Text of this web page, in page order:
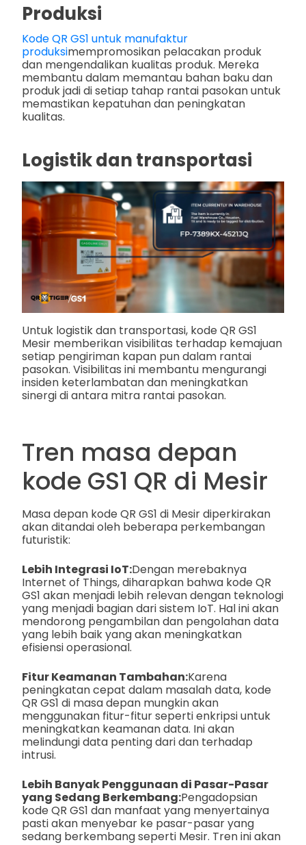
Produksi
Kode QR GS1 untuk manufaktur
produksimempromosikan pelacakan produk
dan mengendalikan kualitas produk. Mereka
membantu dalam memantau bahan baku dan
produk jadi di setiap tahap rantai pasokan untuk
memastikan kepatuhan dan peningkatan
kualitas.
Logistik dan transportasi
Untuk logistik dan transportasi, kode QR GS1
Mesir memberikan visibilitas terhadap kemajuan
setiap pengiriman kapan pun dalam rantai
pasokan. Visibilitas ini membantu mengurangi
insiden keterlambatan dan meningkatkan
sinergi di antara mitra rantai pasokan.
Tren masa depan
kode GS1 QR di Mesir
Masa depan kode QR GS1 di Mesir diperkirakan
akan ditandai oleh beberapa perkembangan
futuristik:
Lebih Integrasi IoT:Dengan merebaknya
Internet of Things, diharapkan bahwa kode QR
GS1 akan menjadi lebih relevan dengan teknologi
yang menjadi bagian dari sistem IoT. Hal ini akan
mendorong pengambilan dan pengolahan data
yang lebih baik yang akan meningkatkan
efisiensi operasional.
Fitur Keamanan Tambahan:Karena
peningkatan cepat dalam masalah data, kode
QR GS1 di masa depan mungkin akan
menggunakan fitur-fitur seperti enkripsi untuk
meningkatkan keamanan data. Ini akan
melindungi data penting dari dan terhadap
intrusi.
Lebih Banyak Penggunaan di Pasar-Pasar
yang Sedang Berkembang:Pengadopsian
kode QR GS1 dan manfaat yang menyertainya
pasti akan menyebar ke pasar-pasar yang
sedang berkembang seperti Mesir. Tren ini akan